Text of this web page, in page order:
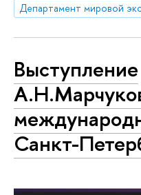
Департамент мировой
Выступление
Санкт-